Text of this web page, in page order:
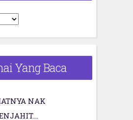
Yang Baca
NAK